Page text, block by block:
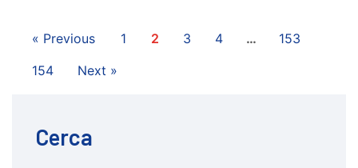
« Previous 1 2 3 4 …
153
154
Next »
Cerca